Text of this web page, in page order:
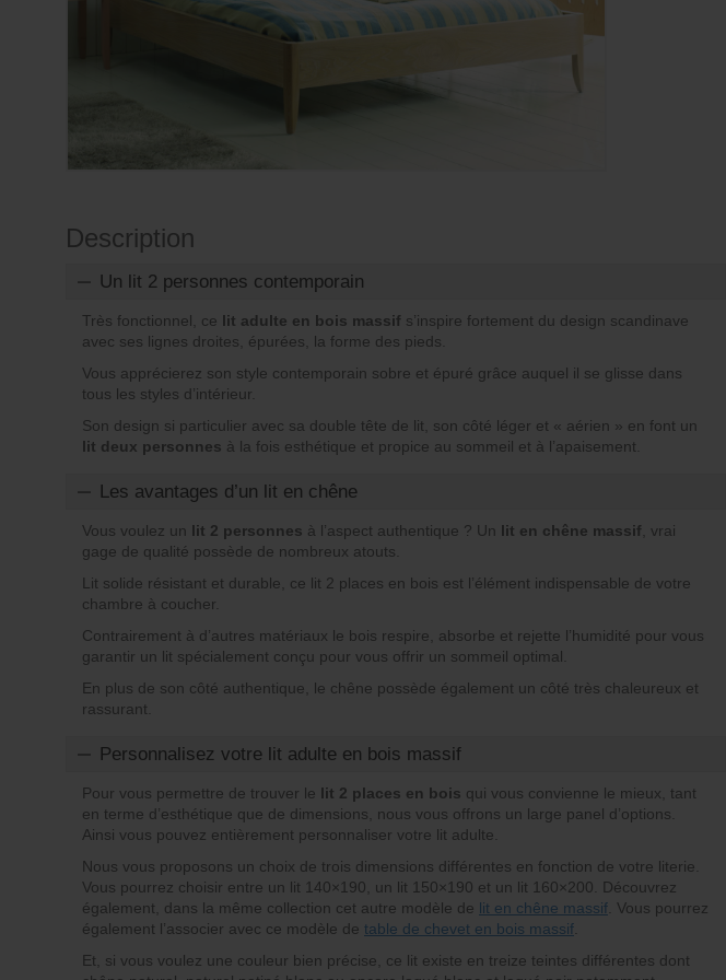
Description
Un lit 2 personnes contemporain
Très fonctionnel, ce lit adulte en bois massif s’inspire fortement du design scandinave
avec ses lignes droites, épurées, la forme des pieds.
Vous apprécierez son style contemporain sobre et épuré grâce auquel il se glisse dans
tous les styles d’intérieur.
Son design si particulier avec sa double tête de lit, son côté léger et « aérien » en font un
lit deux personnes à la fois esthétique et propice au sommeil et à l’apaisement.
Les avantages d’un lit en chêne
Vous voulez un lit 2 personnes à l’aspect authentique ? Un lit en chêne massif , vrai
gage de qualité possède de nombreux atouts.
Lit solide résistant et durable, ce lit 2 places en bois est l’élément indispensable de votre
chambre à coucher.
Contrairement à d’autres matériaux le bois respire, absorbe et rejette l’humidité pour vous
garantir un lit spécialement conçu pour vous offrir un sommeil optimal.
En plus de son côté authentique, le chêne possède également un côté très chaleureux et
rassurant.
Personnalisez votre lit adulte en bois massif
Pour vous permettre de trouver le lit 2 places en bois qui vous convienne le mieux, tant
en terme d’esthétique que de dimensions, nous vous offrons un large panel d’options.
Ainsi vous pouvez entièrement personnaliser votre lit adulte.
Nous vous proposons un choix de trois dimensions différentes en fonction de votre literie.
Vous pourrez choisir entre un lit 140×190, un lit 150×190 et un lit 160×200. Découvrez
également, dans la même collection cet autre modèle de lit en chêne massif . Vous pourrez
également l’associer avec ce modèle de table de chevet en bois massif
Et, si vous voulez une couleur bien précise, ce lit existe en treize teintes différentes dont